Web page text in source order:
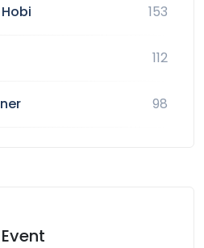
153
112
98
Event